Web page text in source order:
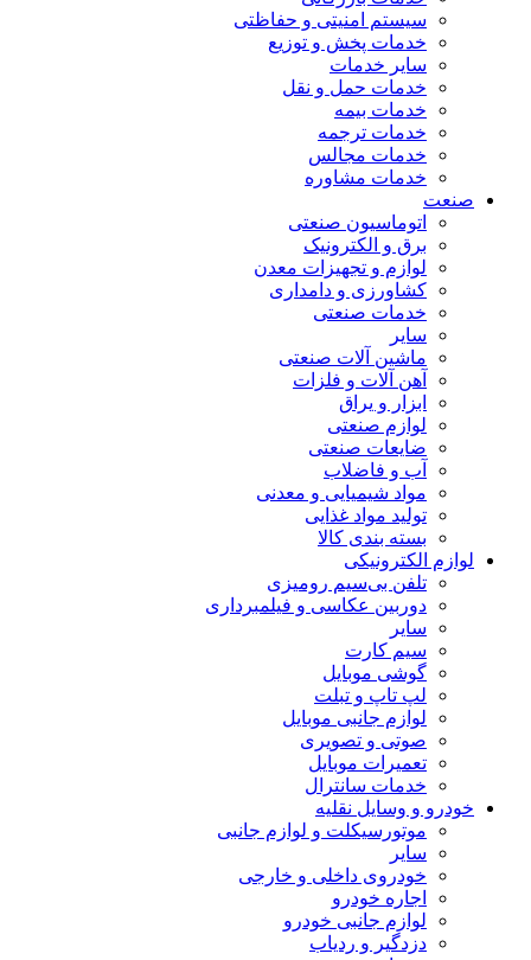
سیستم امنیتی و حفاظتی
خدمات پخش و توزیع
سایر خدمات
خدمات حمل و نقل
خدمات بیمه
خدمات ترجمه
خدمات مجالس
خدمات مشاوره
صنعت
اتوماسیون صنعتی
برق و الکترونیک
لوازم و تجهیزات معدن
کشاورزی و دامداری
خدمات صنعتی
سایر
ماشین آلات صنعتی
آهن آلات و فلزات
ابزار و یراق
لوازم صنعتی
ضایعات صنعتی
آب و فاضلاب
مواد شیمیایی و معدنی
تولید مواد غذایی
بسته بندی کالا
لوازم الکترونیکی
تلفن بی‌سیم رومیزی
دوربین عکاسی و فیلمبرداری
سایر
سیم کارت
گوشی موبایل
لپ تاپ و تبلت
لوازم جانبی موبایل
صوتی و تصویری
تعمیرات موبایل
خدمات سانترال
خودرو و وسایل نقلیه
موتورسیکلت و لوازم جانبی
سایر
خودروی داخلی و خارجی
اجاره خودرو
لوازم جانبی خودرو
دزدگیر و ردیاب